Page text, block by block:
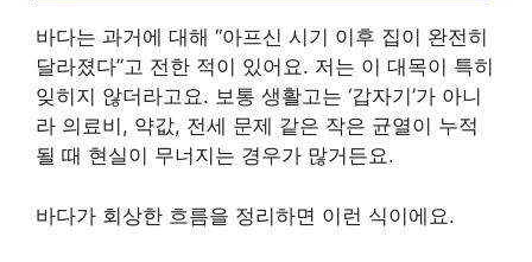
바다는 과거에 대해 “아프신 시기 이후 집이 완전히
달라졌다”고 전한 적이 있어요. 저는 이 대목이 특히
잊히지 않더라고요. 보통 생활고는 ‘갑자기’가 아니
라 의료비, 약값, 전세 문제 같은 작은 균열이 누적
될 때 현실이 무너지는 경우가 많거든요.
바다가 회상한 흐름을 정리하면 이런 식이에요.